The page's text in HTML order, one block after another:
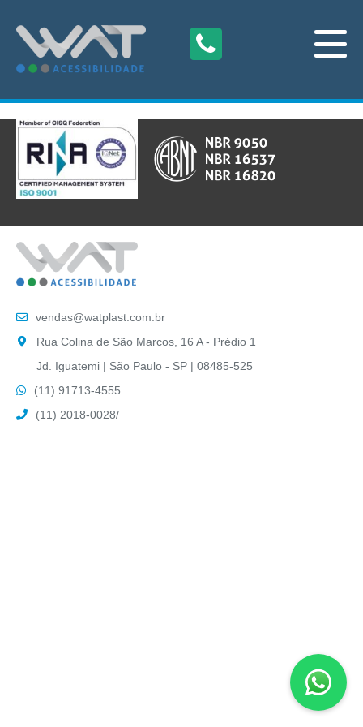
vendas@watplast.com.br
Rua Colina de São Marcos, 16 A - Prédio 1
Jd. Iguatemi | São Paulo - SP | 08485-525
(11) 91713-4555
(11) 2018-0028/